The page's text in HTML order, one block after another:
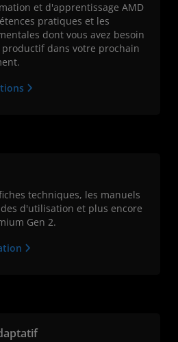
et d'apprentissage AMD
pratiques et les
dont vous avez besoin
dans votre prochain
techniques, les manuels
d'utilisation et plus encore
Gen 2.